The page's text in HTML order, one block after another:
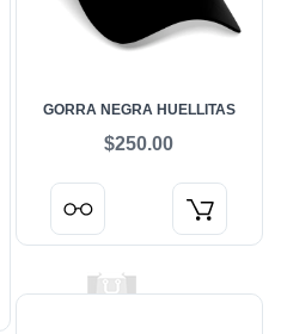
GORRA NEGRA HUELLITAS
$250.00